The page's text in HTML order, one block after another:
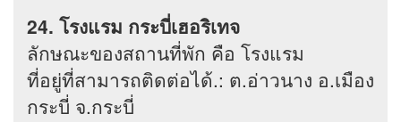
24. โรงแรม กระบี่เฮอริเทจ
ลักษณะของสถานที่พัก คือ โรงแรม
ที่อยู่ที่สามารถติดต่อได้.: ต.อ่าวนาง อ.เมือง
กระบี่ จ.กระบี่